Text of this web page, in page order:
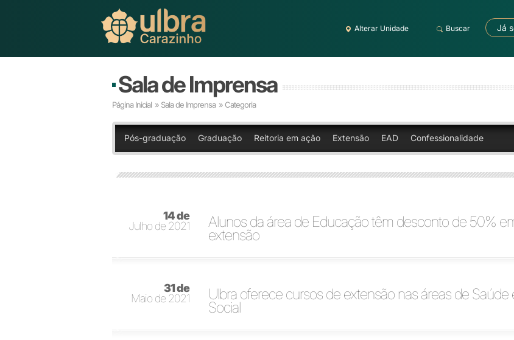
Alterar Unidade Buscar Já
Sala de Imprensa
Página Inicial » Sala de Imprensa » Categoria
Pós-graduação Graduação Reitoria em ação Extensão EAD Confessionalidade
14 de
Julho de 2021
Alunos da área de Educação têm desconto de 50%
extensão
31 de
Maio de 2021
Ulbra oferece cursos de extensão nas áreas de
Social